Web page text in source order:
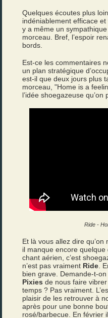
Quelques écoutes plus
indéniablement efficace
y a même un
morceau. Bref, l’espoir
bords.
Est-ce les commentaires
un plan stratégique
est-il que deux jours plus
morceau, "Home is a
l’idée shoegazeuse qu’on
Ride -
Et là vous allez dire qu’on
il manque encore quelque
chant aérien, c’est
n’est pas vraiment Ride .
bien grave. Demande-t-
Pixies de nous faire
temps ? Pas vraiment.
plaisir de les retrouver à
après pour une bonne
rosé/barbecue. En février